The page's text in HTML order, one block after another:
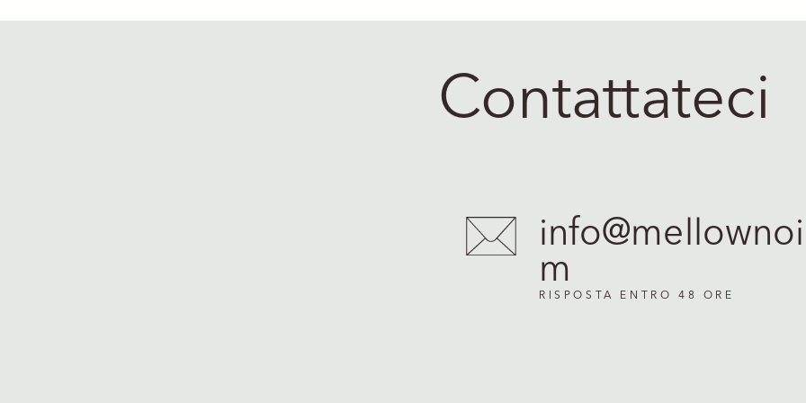
RISPOSTA ENTRO 48 ORE
m
Contattateci